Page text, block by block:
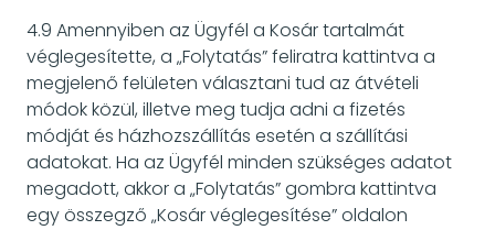
4.9 Amennyiben az Ügyfél a Kosár tartalmát
véglegesítette, a „Folytatás” feliratra kattintva a
megjelenő felületen választani tud az átvételi
módok közül, illetve meg tudja adni a fizetés
módját és házhozszállítás esetén a szállítási
adatokat. Ha az Ügyfél minden szükséges adatot
megadott, akkor a „Folytatás” gombra kattintva
egy összegző „Kosár véglegesítése” oldalon